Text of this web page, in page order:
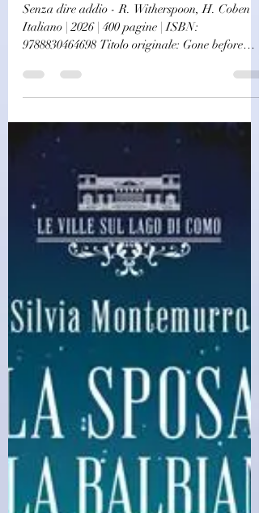
29 lug
(D1640)Senza dire addio - R.
Witherspoon, H. Coben (2026)
Senza dire addio - R. Witherspoon, H. Coben
Italiano | 2026 | 400 pagine | ISBN:
9788830464698 Titolo originale: Gone before
goodbye Traduzione: Federica Garlaschelli
Maggie McCabe ha realizzato il suo sogno. È
una chirurga militare di grande fama,
ambiziosa e determinata, che ha salvato
tantissime vite grazie al sangue freddo e alla
preparazione, ed è fiera di poter fare la
differenza sul campo. Finché il sogno non si
dissolve, all'improvviso. Una serie di circostanze
tragic